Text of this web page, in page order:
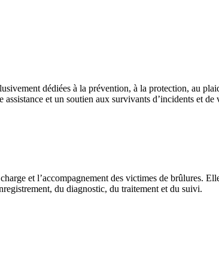
dédiées à la prévention, à la protection, au
et un soutien aux survivants d’incidents et
et l’accompagnement des victimes de brûlures.
du diagnostic, du traitement et du suivi.